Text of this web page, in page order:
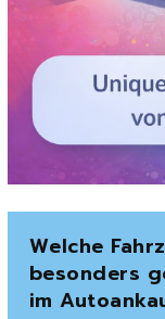
Welche
besonders
im